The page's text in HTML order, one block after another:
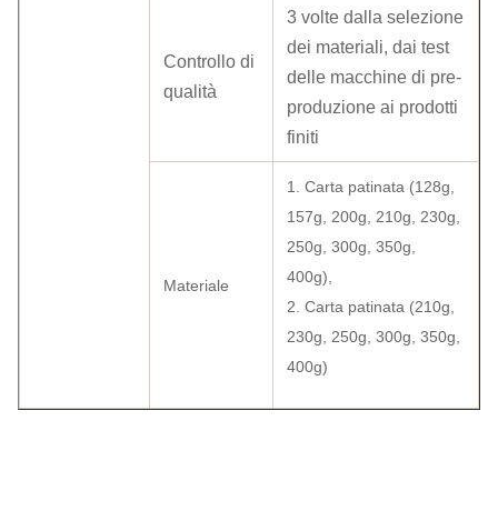
Controllo di
qualità
3 volte dalla selezione
dei materiali, dai test
delle macchine di pre-
produzione ai prodotti
finiti
Materiale
1. Carta patinata (128g,
157g, 200g, 210g, 230g,
250g, 300g, 350g,
400g),
2. Carta patinata (210g,
230g, 250g, 300g, 350g,
400g)